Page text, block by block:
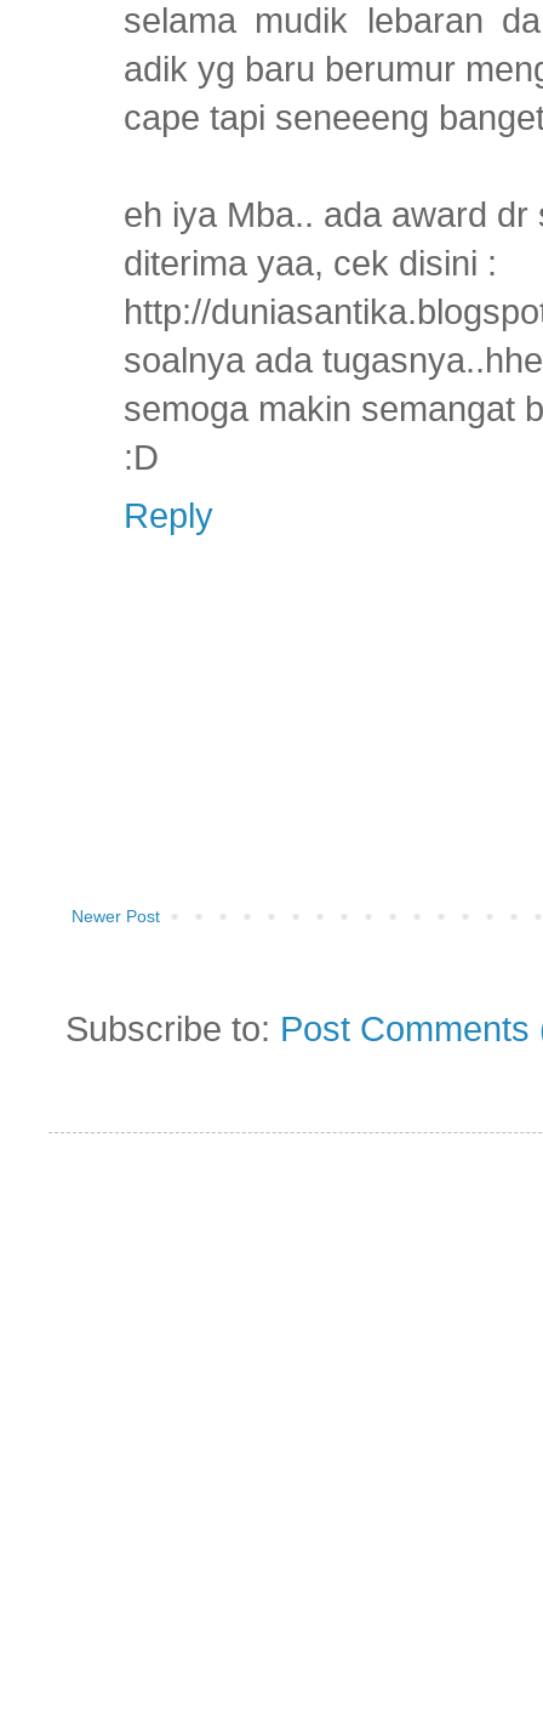
selama mudik lebaran
adik yg baru berumur
cape tapi seneeeng
eh iya Mba.. ada award dr
diterima yaa, cek disini :
http://
soalnya ada tugasnya..hhe
semoga makin semangat
:D
Reply
Newer Post
Subscribe to: Post Comments